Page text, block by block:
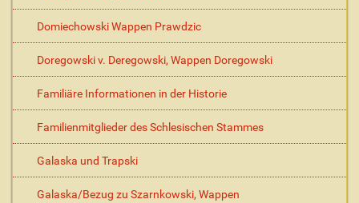
Domiechowski Wappen Prawdzic
Doregowski v. Deregowski, Wappen Doregowski
Familiäre Informationen in der Historie
Familienmitglieder des Schlesischen Stammes
Galaska und Trapski
Galaska/Bezug zu Szarnkowski, Wappen